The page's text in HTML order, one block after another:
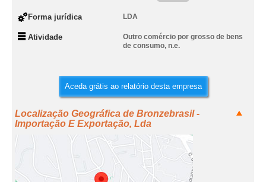
Forma jurídica LDA
Atividade
Outro comércio por grosso de bens
de consumo, n.e.
Aceda grátis ao relatório desta empresa
Localização Geográfica de Bronzebrasil -
Importação E Exportação, Lda